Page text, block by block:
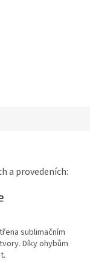
a provedeních:
sublimačním
Díky ohybům